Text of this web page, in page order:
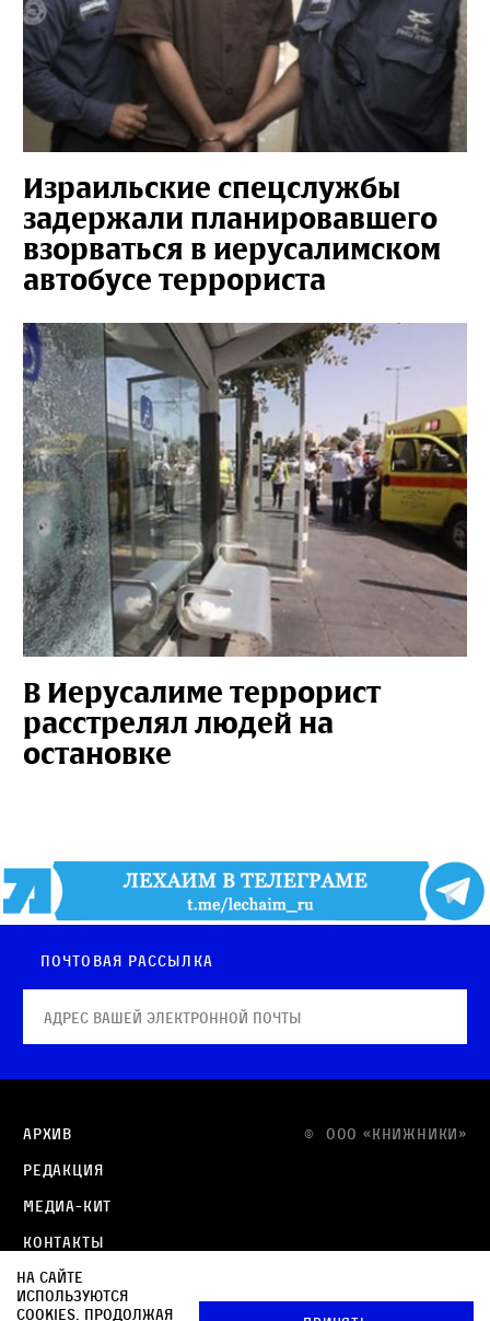
Израильские спецслужбы
задержали планировавшего
взорваться в иерусалимском
автобусе террориста
В Иерусалиме террорист
расстрелял людей на
остановке
Почтовая рассылка
© OOO «КНИЖНИКИ»
Архив
Редакция
Медиа-кит
Контакты
Политика в отношении обработки персональных
данных
На сайте
используются
cookies. Продолжая